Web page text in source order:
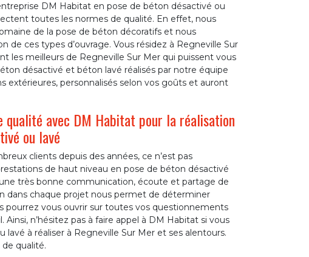
DM Habitat en pose de béton désactivé ou
toutes les normes de qualité. En effet, nous
de la pose de béton décoratifs et nous
de ces types d’ouvrage. Vous résidez à Regneville Sur
les meilleurs de Regneville Sur Mer qui puissent vous
désactivé et béton lavé réalisés par notre équipe
extérieures, personnalisés selon vos goûts et auront
qualité avec DM Habitat pour la réalisation
ou lavé
clients depuis des années, ce n’est pas
de haut niveau en pose de béton désactivé
très bonne communication, écoute et partage de
dans chaque projet nous permet de déterminer
pourrez vous ouvrir sur toutes vos questionnements
n’hésitez pas à faire appel à DM Habitat si vous
à réaliser à Regneville Sur Mer et ses alentours.
qualité.